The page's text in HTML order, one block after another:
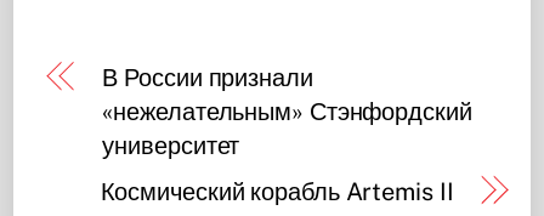
В России признали
«нежелательным» Стэнфордский
университет
Космический корабль Artemis II